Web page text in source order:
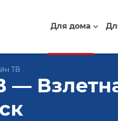
Для дома
ТВ